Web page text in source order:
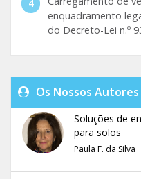
enquadramento
do Decreto-Lei n.º
Os Nossos Autores
Soluções de
para solos
Paula F. da Silva